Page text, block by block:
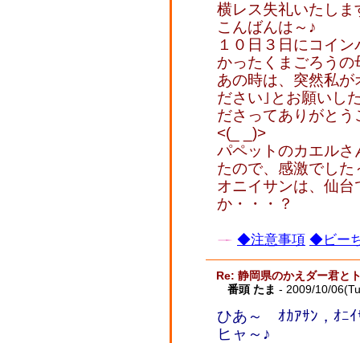
横レス失礼いたしま
こんばんは～♪
１０日３日にコイ
かったくまごろう
あの時は、突然私
ださい｣とお願いし
ださってありがとう
<(_ _)>
パペットのカエル
たので、感激でした
オニイサンは、仙
か・・・？
◆注意事項 ◆ビー
Re: 静岡県のかえダー君と
番頭 たま - 2009/10/
ひあ～ ｵｶｱｻﾝ，ｵﾆ
ヒャ～♪